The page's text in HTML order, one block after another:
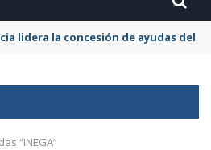
lidera la concesión de ayudas del
“INEGA”